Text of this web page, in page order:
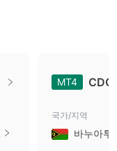
MT4
국가/지역
바누아투